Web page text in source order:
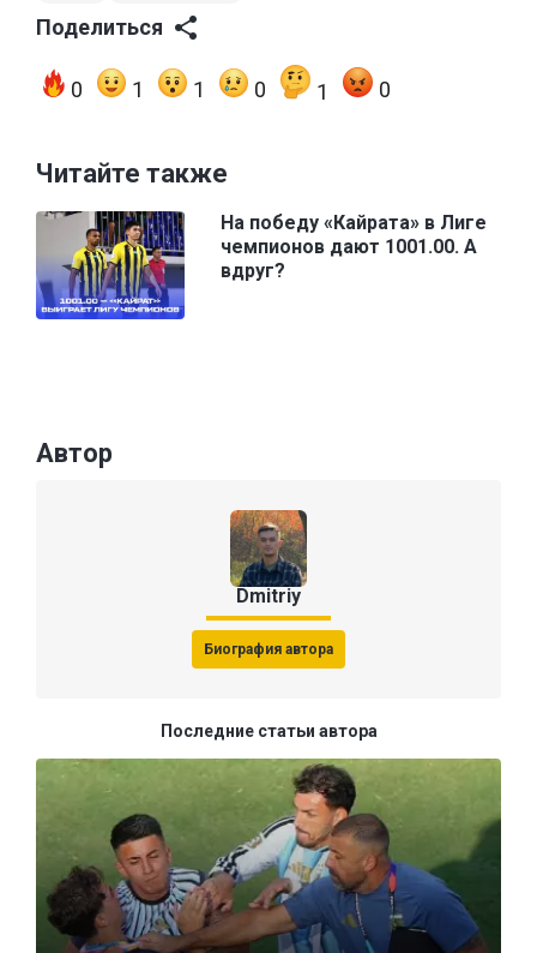
Поделиться
0 1 1 0 1 0
Читайте также
На победу «Кайрата» в Лиге
чемпионов дают 1001.00. А
вдруг?
Автор
Dmitriy
Биография автора
Последние статьи автора